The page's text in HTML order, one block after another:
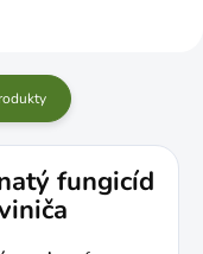
fungicíd